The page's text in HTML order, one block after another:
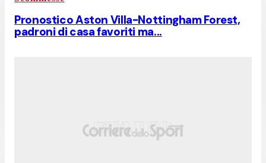
Pronostico Aston Villa-Nottingham Forest,
padroni di casa favoriti ma...